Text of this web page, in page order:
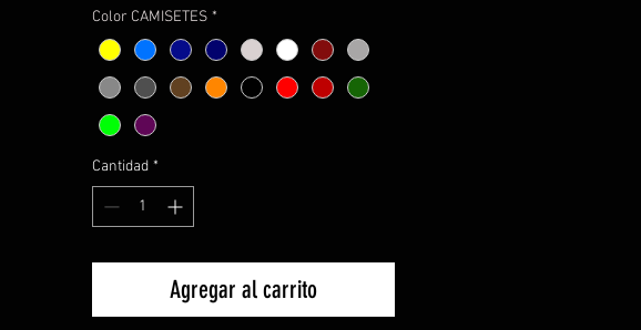
Color CAMISETES *
Cantidad *
Agregar al carrito